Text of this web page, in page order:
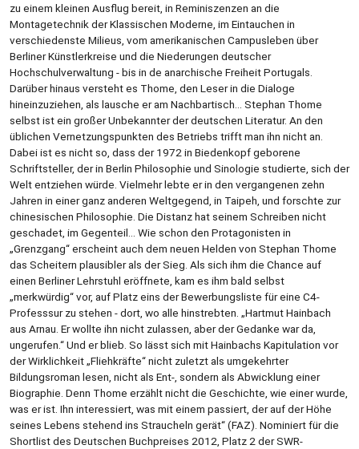
zu einem kleinen Ausflug bereit, in Reminiszenzen an die
Montagetechnik der Klassischen Moderne, im Eintauchen in
verschiedenste Milieus, vom amerikanischen Campusleben über
Berliner Künstlerkreise und die Niederungen deutscher
Hochschulverwaltung - bis in de anarchische Freiheit Portugals.
Darüber hinaus versteht es Thome, den Leser in die Dialoge
hineinzuziehen, als lausche er am Nachbartisch... Stephan Thome
selbst ist ein großer Unbekannter der deutschen Literatur. An den
üblichen Vernetzungspunkten des Betriebs trifft man ihn nicht an.
Dabei ist es nicht so, dass der 1972 in Biedenkopf geborene
Schriftsteller, der in Berlin Philosophie und Sinologie studierte, sich der
Welt entziehen würde. Vielmehr lebte er in den vergangenen zehn
Jahren in einer ganz anderen Weltgegend, in Taipeh, und forschte zur
chinesischen Philosophie. Die Distanz hat seinem Schreiben nicht
geschadet, im Gegenteil... Wie schon den Protagonisten in
„Grenzgang“ erscheint auch dem neuen Helden von Stephan Thome
das Scheitern plausibler als der Sieg. Als sich ihm die Chance auf
einen Berliner Lehrstuhl eröffnete, kam es ihm bald selbst
„merkwürdig“ vor, auf Platz eins der Bewerbungsliste für eine C4-
Professsur zu stehen - dort, wo alle hinstrebten. „Hartmut Hainbach
aus Arnau. Er wollte ihn nicht zulassen, aber der Gedanke war da,
ungerufen.“ Und er blieb. So lässt sich mit Hainbachs Kapitulation vor
der Wirklichkeit „Fliehkräfte“ nicht zuletzt als umgekehrter
Bildungsroman lesen, nicht als Ent-, sondern als Abwicklung einer
Biographie. Denn Thome erzählt nicht die Geschichte, wie einer wurde,
was er ist. Ihn interessiert, was mit einem passiert, der auf der Höhe
seines Lebens stehend ins Straucheln gerät“ (FAZ). Nominiert für die
Shortlist des Deutschen Buchpreises 2012, Platz 2 der SWR-